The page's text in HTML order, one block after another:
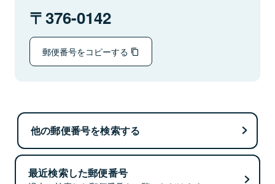
376-0142
郵便番号をコピーする
他の郵便番号を検索する
最近検索した郵便番号